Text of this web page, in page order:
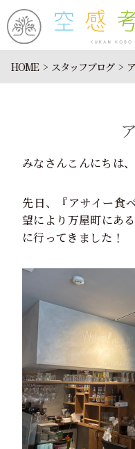
HOME スタッフブログ
みなさんこんにちは、
先日、『アサイー食
望により万屋町にあ
に行ってきました！